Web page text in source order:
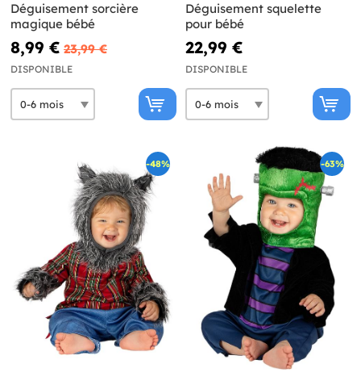
Déguisement sorcière
magique bébé
8,99 € 23,99 €
DISPONIBLE
Déguisement squelette
pour bébé
22,99 €
DISPONIBLE
-48% -63%